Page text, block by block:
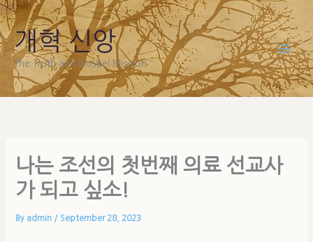
Skip
to
content
개혁 신앙
The Truth and Gospel Mission
나는 조선의 첫번째 의료 선교사
가 되고 싶소!
By admin / September 28, 2023